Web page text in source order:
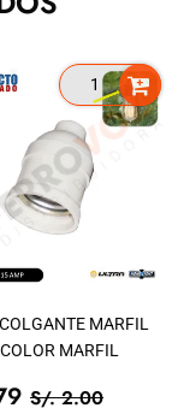
MARFIL
MARFIL
S/.
PRECIO
S/. 2.00